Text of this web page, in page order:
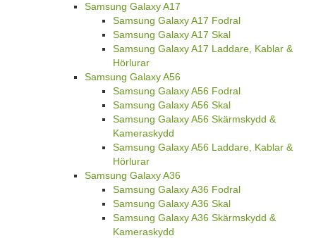
Samsung Galaxy A17
Samsung Galaxy A17 Fodral
Samsung Galaxy A17 Skal
Samsung Galaxy A17 Laddare, Kablar &
Hörlurar
Samsung Galaxy A56
Samsung Galaxy A56 Fodral
Samsung Galaxy A56 Skal
Samsung Galaxy A56 Skärmskydd &
Kameraskydd
Samsung Galaxy A56 Laddare, Kablar &
Hörlurar
Samsung Galaxy A36
Samsung Galaxy A36 Fodral
Samsung Galaxy A36 Skal
Samsung Galaxy A36 Skärmskydd &
Kameraskydd